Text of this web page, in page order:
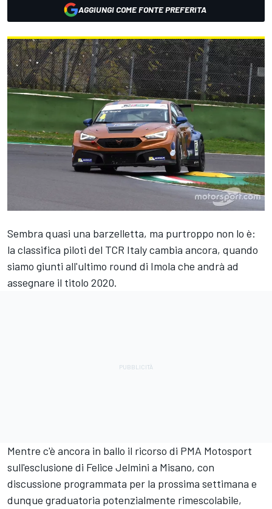
AGGIUNGI COME FONTE PREFERITA
Sembra quasi una barzelletta, ma purtroppo non lo è:
la classifica piloti del TCR Italy cambia ancora, quando
siamo giunti all'ultimo round di Imola che andrà ad
assegnare il titolo 2020.
Mentre c'è ancora in ballo il ricorso di PMA Motosport
sull'esclusione di Felice Jelmini a Misano, con
discussione programmata per la prossima settimana e
dunque graduatoria potenzialmente rimescolabile,